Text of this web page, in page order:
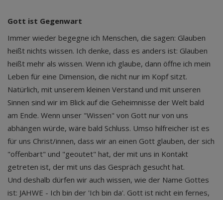
Gott ist Gegenwart
Immer wieder begegne ich Menschen, die sagen: Glauben
heißt nichts wissen. Ich denke, dass es anders ist: Glauben
heißt mehr als wissen. Wenn ich glaube, dann öffne ich mein
Leben für eine Dimension, die nicht nur im Kopf sitzt.
Natürlich, mit unserem kleinen Verstand und mit unseren
Sinnen sind wir im Blick auf die Geheimnisse der Welt bald
am Ende. Wenn unser "Wissen" von Gott nur von uns
abhängen würde, wäre bald Schluss. Umso hilfreicher ist es
für uns Christ/innen, dass wir an einen Gott glauben, der sich
"offenbart" und "geoutet" hat, der mit uns in Kontakt
getreten ist, der mit uns das Gespräch gesucht hat.
Und deshalb dürfen wir auch wissen, wie der Name Gottes
ist: JAHWE - Ich bin der 'Ich bin da'. Gott ist nicht ein fernes,